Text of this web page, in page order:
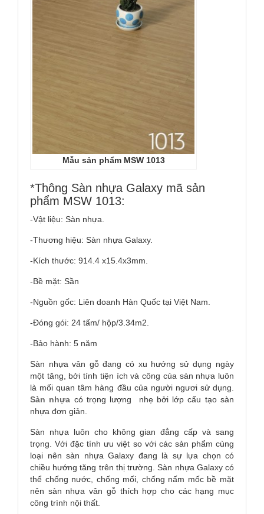
Mẫu sản phẩm MSW 1013
*Thông Sàn nhựa Galaxy mã sản
phẩm MSW 1013:
-Vật liệu: Sàn nhựa.
-Thương hiệu: Sàn nhựa Galaxy.
-Kích thước: 914.4 x15.4x3mm.
-Bề mặt: Sần
-Nguồn gốc: Liên doanh Hàn Quốc tại Việt Nam.
-Đóng gói: 24 tấm/ hộp/3.34m2.
-Bảo hành: 5 năm
Sàn nhựa vân gỗ đang có xu hướng sử dụng ngày
một tăng, bởi tính tiện ích và công của sàn nhựa luôn
là mối quan tâm hàng đầu của người ngươi sử dụng.
Sàn nhựa có trọng lượng nhẹ bởi lớp cấu tạo sàn
nhựa đơn giản.
Sàn nhựa luôn cho không gian đẳng cấp và sang
trọng. Với đặc tính ưu việt so với các sản phẩm cùng
loại nên sàn nhựa Galaxy đang là sự lựa chọn có
chiều hướng tăng trên thị trường. Sàn nhựa Galaxy có
thể chống nước, chống mối, chống nấm mốc bề mặt
nên sàn nhựa vân gỗ thích hợp cho các hạng mục
công trình nội thất.